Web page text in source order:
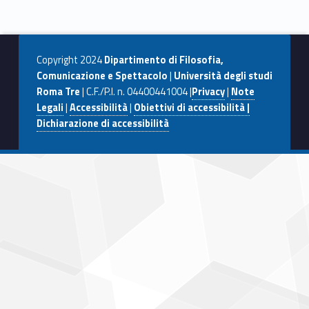
o
o
k
o
n
vi
di
Copyright 2024Dipartimento di Filosofia,
Comunicazione e Spettacolo| Università degli studi
Roma Tre| C.F./P.I. n. 04400441004 |Privacy| Note
Legali|Accessibilità| Obiettivi di accessibilità |
Dichiarazione di accessibilità